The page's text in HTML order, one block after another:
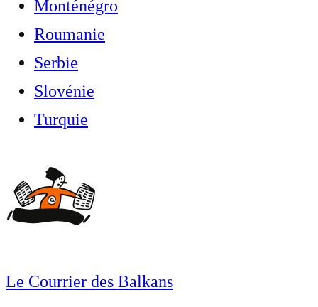
Monténégro
Roumanie
Serbie
Slovénie
Turquie
Le Courrier des Balkans